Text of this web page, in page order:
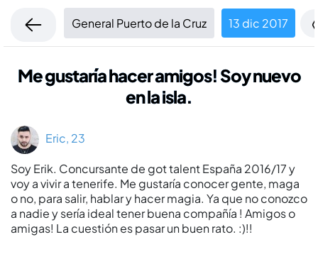
General Puerto de la Cruz 13 dic 2017
Me gustarí­a hacer amigos! Soy nuevo
en la isla.
Eric, 23
Soy Erik. Concursante de got talent España 2016/17 y
voy a vivir a tenerife. Me gustaría conocer gente, maga
o no, para salir, hablar y hacer magia. Ya que no conozco
a nadie y sería ideal tener buena compañía ! Amigos o
amigas! La cuestión es pasar un buen rato. :)!!